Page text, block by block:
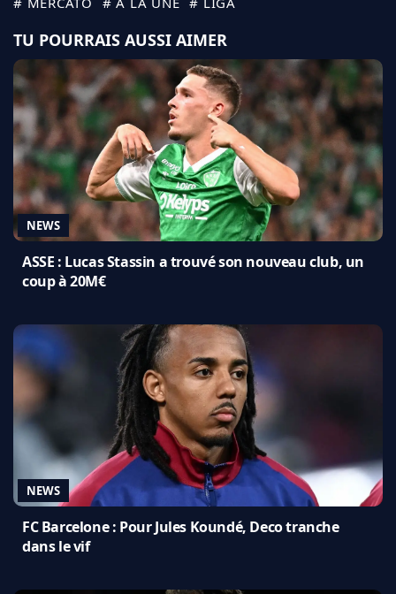
TU POURRAIS AUSSI AIMER
NEWS
ASSE : Lucas Stassin a trouvé son nouveau club, un
coup à 20M€
NEWS
FC Barcelone : Pour Jules Koundé, Deco tranche
dans le vif